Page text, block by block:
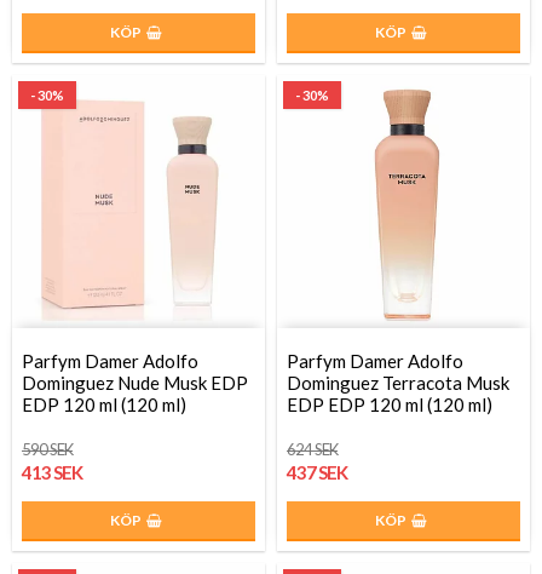
KÖP KÖP
- 30%
Parfym Damer Adolfo
Dominguez Nude Musk EDP
EDP 120 ml (120 ml)
590 SEK
413 SEK
KÖP
- 30%
Parfym Damer Adolfo
Dominguez Terracota Musk
EDP EDP 120 ml (120 ml)
624 SEK
437 SEK
KÖP